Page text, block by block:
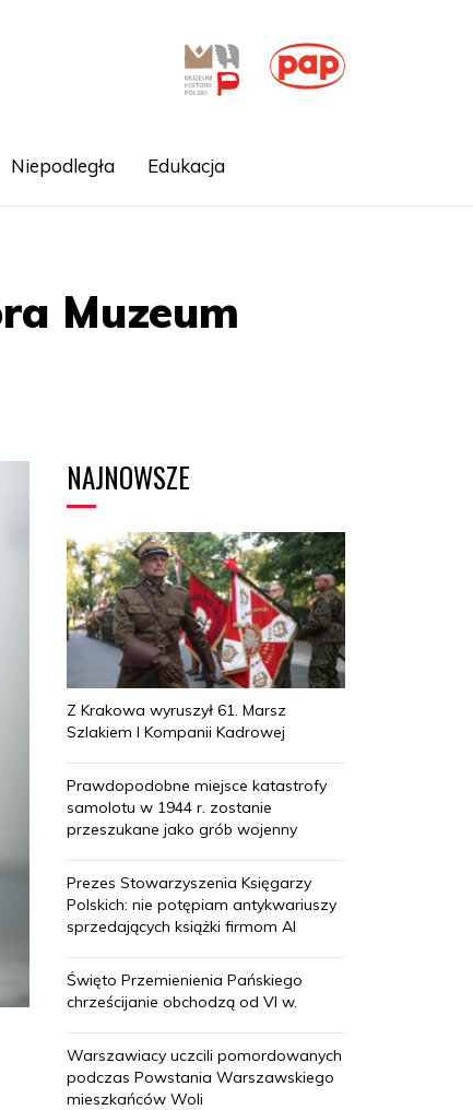
Niepodległa Edukacja
Muzeum
NAJNOWSZE
Z Krakowa wyruszył 61. Marsz
Szlakiem I Kompanii Kadrowej
Prawdopodobne miejsce katastrofy
samolotu w 1944 r. zostanie
przeszukane jako grób wojenny
Prezes Stowarzyszenia Księgarzy
Polskich: nie potępiam antykwariuszy
sprzedających książki firmom AI
Święto Przemienienia Pańskiego
chrześcijanie obchodzą od VI w.
Warszawiacy uczcili pomordowanych
podczas Powstania Warszawskiego
mieszkańców Woli